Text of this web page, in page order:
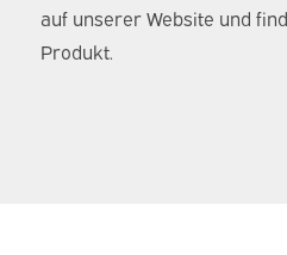
auf unserer Website und
Produkt.